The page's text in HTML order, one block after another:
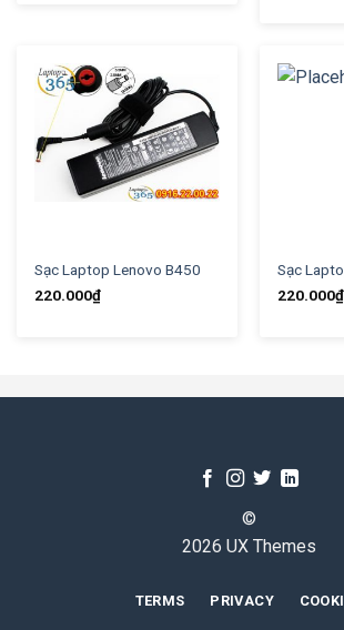
Sạc Laptop Lenovo B450
220.000₫
Sạc
220.000₫
©
2026 UX Themes
TERMS PRIVACY